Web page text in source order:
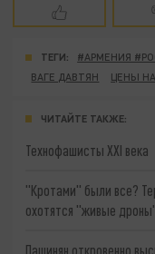
ТЕГИ: #АРМЕНИЯ
ВАГЕ ДАВТЯН
ЦЕНЫ
ЧИТАЙТЕ ТАКЖЕ:
Технофашисты XXI века
"Кротами" были все?
охотятся "живые
Пашинян откровенно